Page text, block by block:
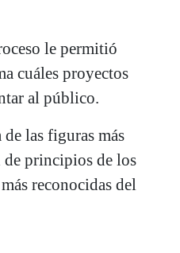
le permitió
cuáles proyectos
al público.
las figuras más
principios de los
reconocidas del